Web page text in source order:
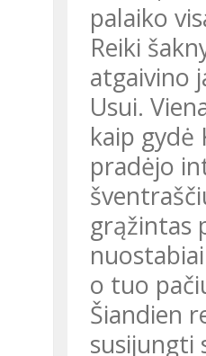
palaiko
Reiki
atgaivino
Usui.
kaip gydė
pradėjo
grąžintas
o tuo
Šiandien
susijungti